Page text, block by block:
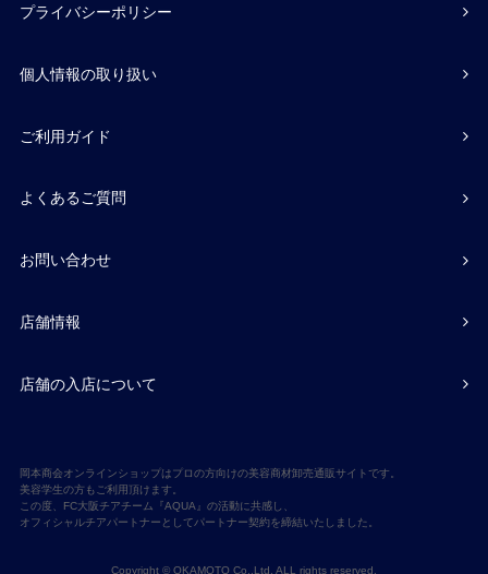
プライバシーポリシー
個人情報の取り扱い
ご利用ガイド
よくあるご質問
お問い合わせ
店舗情報
店舗の入店について
岡本商会オンラインショップはプロの方向けの美容商材卸売通販サイトです。
美容学生の方もご利用頂けます。
この度、FC大阪チアチーム『AQUA』の活動に共感し、
オフィシャルチアパートナーとしてパートナー契約を締結いたしました。
Copyright © OKAMOTO Co,.Ltd. ALL rights reserved.